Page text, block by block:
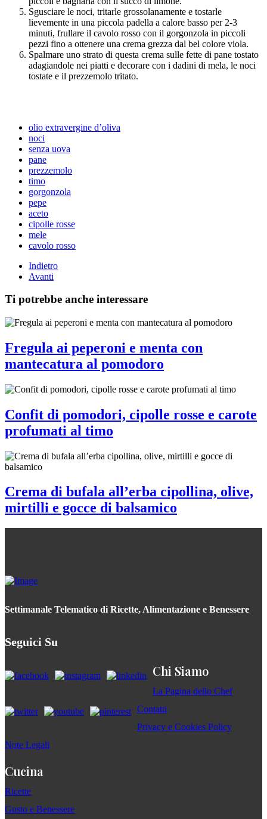
Sgusciare le noci, tritarle grossolanamente e tostarle
lievemente in una piccola padella a calore basso per 2-3
minuti, frullare il cavolo rosso con il gorgonzola in piccoli
pezzi fino a ottenere una crema grezza dal bel colore viola.
Spalmare uno strato di questa crema sulle fette di pane tostato
adagiandole nei piatti e decorare con i dadini di mela, le noci
tostate e il prezzemolo tritato.
olio extravergine d’oliva
noci
senza uova
pane
prezzemolo
timo
gorgonzola
pepe
aceto
cipolle rosse
mele
cavolo rosso
Indietro
Avanti
Ti potrebbe anche interessare
Fregula ai peperoni e menta con
mantecatura al pomodoro
Confit di pomodori, cipolle rosse e carote
profumati al timo
Crema di bufala all’erba cipollina, olive,
mirtilli e gocce di balsamico
Settimanale Telematico di Ricette, Alimentazione e Benessere
Seguici Su
Chi Siamo
La Pagina dello Chef
Contatti
Privacy e Cookies Policy
Note Legali
Cucina
Ricette
Gusto e Benessere